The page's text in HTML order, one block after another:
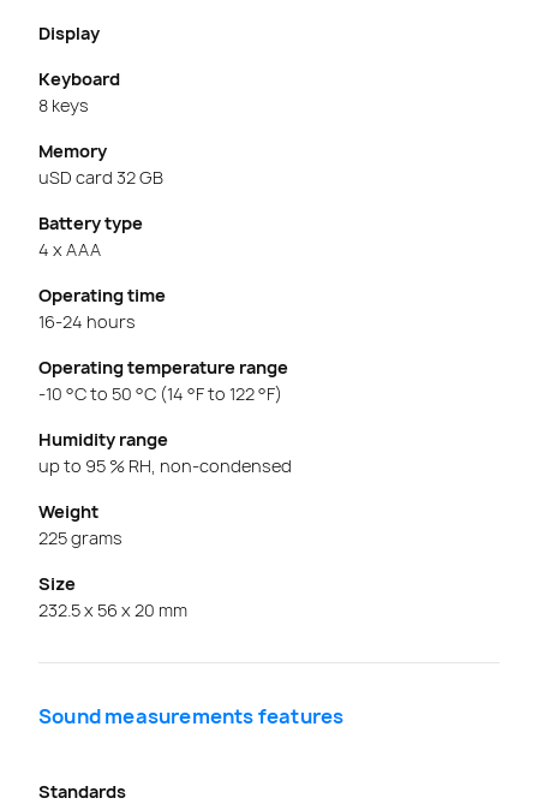
Display
Keyboard
8 keys
Memory
uSD card 32 GB
Battery type
4 x AAA
Operating time
16-24 hours
Operating temperature range
-10 °C to 50 °C (14 °F to 122 °F)
Humidity range
up to 95 % RH, non-condensed
Weight
225 grams
Size
232.5 x 56 x 20 mm
Sound measurements features
Standards